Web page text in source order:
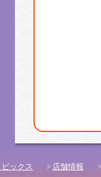
ックス > 店舗情報